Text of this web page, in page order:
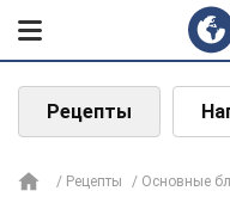
Рецепты
Рецепты Основные